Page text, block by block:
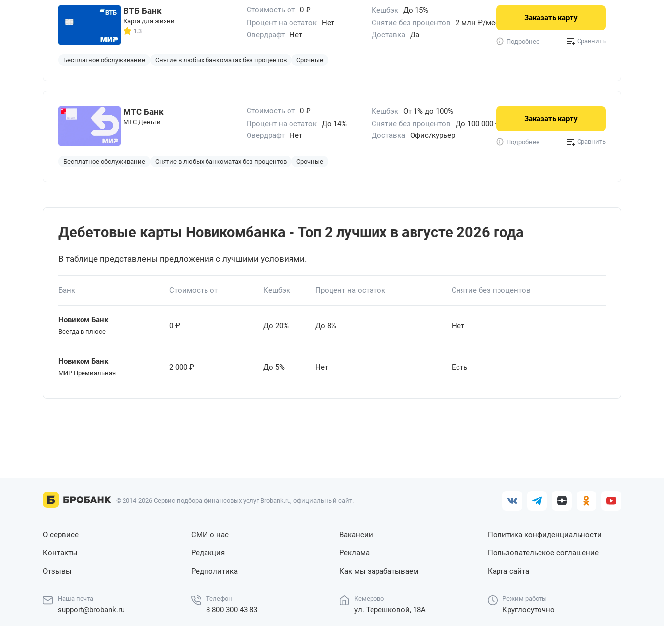
ВТБ Банк
Карта для жизни
1.3
Стоимость от 0 ₽ Кешбэк До 15%
Процент на остаток
Нет Снятие без процентов
2 млн ₽/мес.
Овердрафт
Нет Доставка Да
Бесплатное обслуживание Снятие в любых банкоматах без процентов Срочные
Заказать карту
Подробнее Сравнить
МТС Банк
МТС Деньги
Стоимость от 0 ₽ Кешбэк От 1% до 100%
Процент на остаток До 14% Снятие без процентов
До 100 000 ₽/мес.
Овердрафт
Нет Доставка Офис/курьер
Бесплатное обслуживание Снятие в любых банкоматах без процентов Срочные
Заказать карту
Подробнее Сравнить
Дебетовые карты Новикомбанка - Топ 2 лучших в августе 2026 года
В таблице представлены предложения с лучшими условиями.
Банк Стоимость от Кешбэк Процент на остаток Снятие без процентов
Новиком Банк
Всегда в плюсе
0 ₽ До 20% До 8% Нет
Новиком Банк
МИР Премиальная
2 000 ₽ До 5% Нет Есть
© 2014-2026 Сервис подбора финансовых услуг Brobank.ru, официальный сайт.
О сервисе
Контакты
Отзывы
СМИ о нас
Редакция
Редполитика
Вакансии
Реклама
Как мы зарабатываем
Политика конфиденциальности
Пользовательское соглашение
Карта сайта
Наша почта
support@brobank.ru
Телефон
8 800 300 43 83
Кемерово
ул. Терешковой, 18А
Режим работы
Круглосуточно